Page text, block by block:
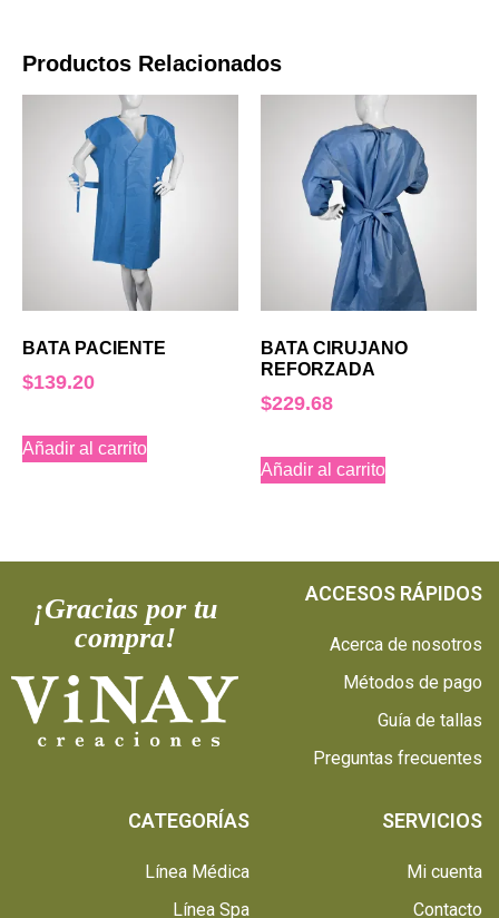
Productos Relacionados
BATA PACIENTE
$139.20
Añadir al carrito
BATA CIRUJANO
REFORZADA
$229.68
Añadir al carrito
¡Gracias por tu
compra!
ACCESOS RÁPIDOS
Acerca de nosotros
Métodos de pago
Guía de tallas
Preguntas frecuentes
CATEGORÍAS
Línea Médica
Línea Spa
SERVICIOS
Mi cuenta
Contacto